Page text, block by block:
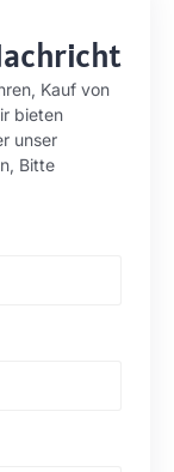
Kauf von
bieten
unser
Bitte